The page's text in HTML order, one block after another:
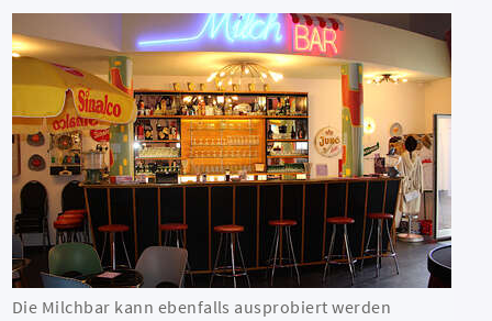
Die Milchbar kann ebenfalls ausprobiert werden